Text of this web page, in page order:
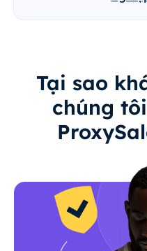
Tại sao
chúng